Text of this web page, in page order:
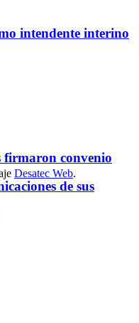
firmaron convenio
de sus
intendente interino
Desatec Web.